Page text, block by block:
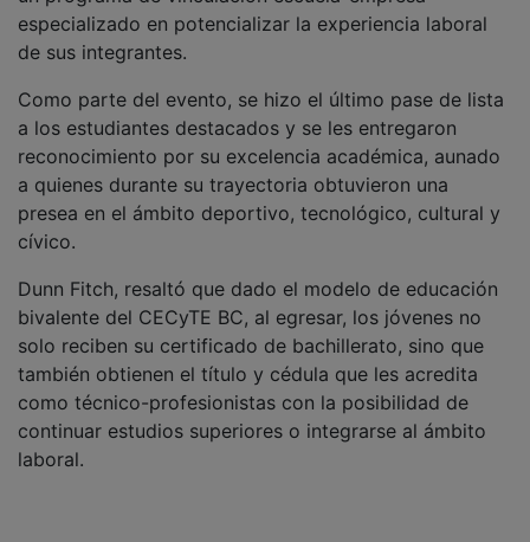
especializado en potencializar la experiencia laboral
de sus integrantes.
Como parte del evento, se hizo el último pase de lista
a los estudiantes destacados y se les entregaron
reconocimiento por su excelencia académica, aunado
a quienes durante su trayectoria obtuvieron una
presea en el ámbito deportivo, tecnológico, cultural y
cívico.
Dunn Fitch, resaltó que dado el modelo de educación
bivalente del CECyTE BC, al egresar, los jóvenes no
solo reciben su certificado de bachillerato, sino que
también obtienen el título y cédula que les acredita
como técnico-profesionistas con la posibilidad de
continuar estudios superiores o integrarse al ámbito
laboral.